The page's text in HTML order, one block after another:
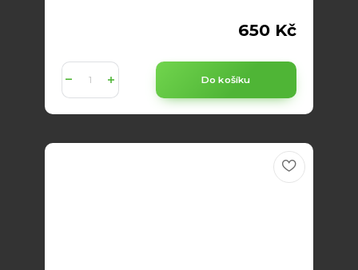
650 Kč
Do košíku